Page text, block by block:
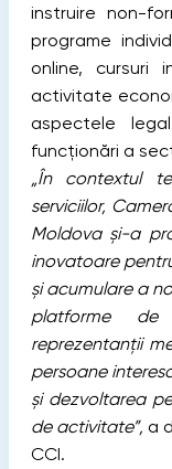
instruire non-
programe
online, cursuri
activitate
aspectele
funcționări a
„În contextul
serviciilor,
Moldova și-a
inovatoare
și acumulare a
platforme
reprezentanții
persoane
și dezvoltarea
de activitate”, a
CCI.